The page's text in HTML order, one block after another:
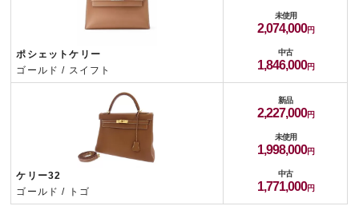
ポシェットケリー
ゴールド / スイフト
未使用
2,074,000
中古
1,846,000
ケリー32
ゴールド / トゴ
新品
2,227,000
未使用
1,998,000
中古
1,771,000